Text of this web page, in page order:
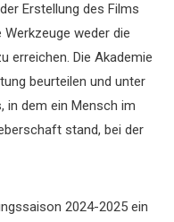
Erstellung des Films
weder die
erreichen. Die Akademie
beurteilen und unter
in dem ein Mensch im
stand, bei der
2024-2025 ein